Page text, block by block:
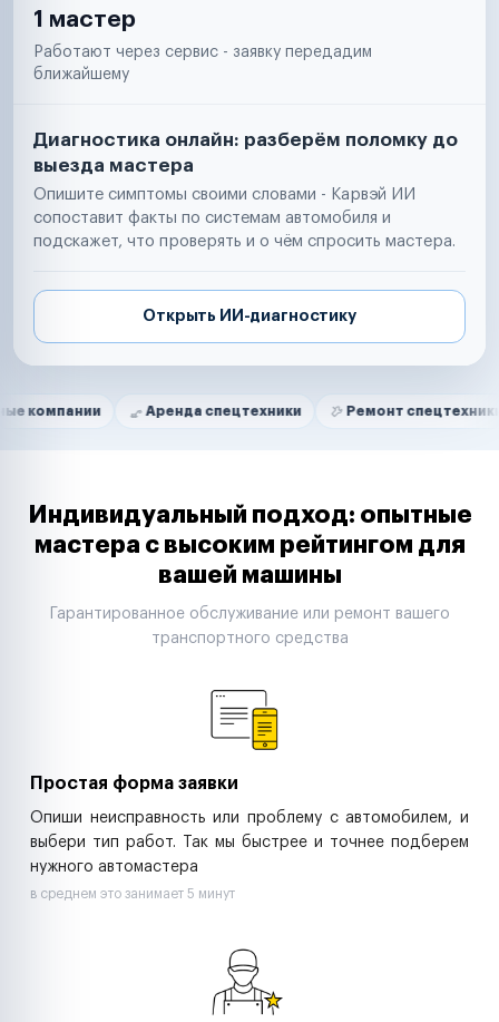
1 мастер
Работают через сервис - заявку передадим
ближайшему
Диагностика онлайн: разберём поломку до
выезда мастера
Опишите симптомы своими словами - Карвэй ИИ
сопоставит факты по системам автомобиля и
подскажет, что проверять и о чём спросить мастера.
Открыть ИИ-диагностику
Нам доверяют
Аренда спецтехники Ремонт спецтехники
Маркетплейсы
Таксопарки
Автодилеры
Строительные компании
Аренда спецтехники
Индивидуальный подход: опытные
мастера с высоким рейтингом для
вашей машины
Гарантированное обслуживание или ремонт вашего
транспортного средства
Простая форма заявки
Опиши неисправность или проблему с автомобилем, и
выбери тип работ. Так мы быстрее и точнее подберем
нужного автомастера
в среднем это занимает 5 минут